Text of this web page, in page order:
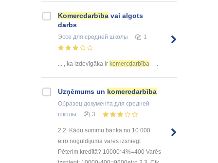
Komercdarbība vai algots
darbs
Эссе для средней школы 1
... , ka izdevīgāka ir komercdarbība .
Uzņēmums un komercdarbība
Образец документа для средней
школы
3
2.2. Kādu summu banka no 10 000
eiro noguldījuma varēs izsniegt
Pēterim kredītā? 10000*4%=400 Varēs